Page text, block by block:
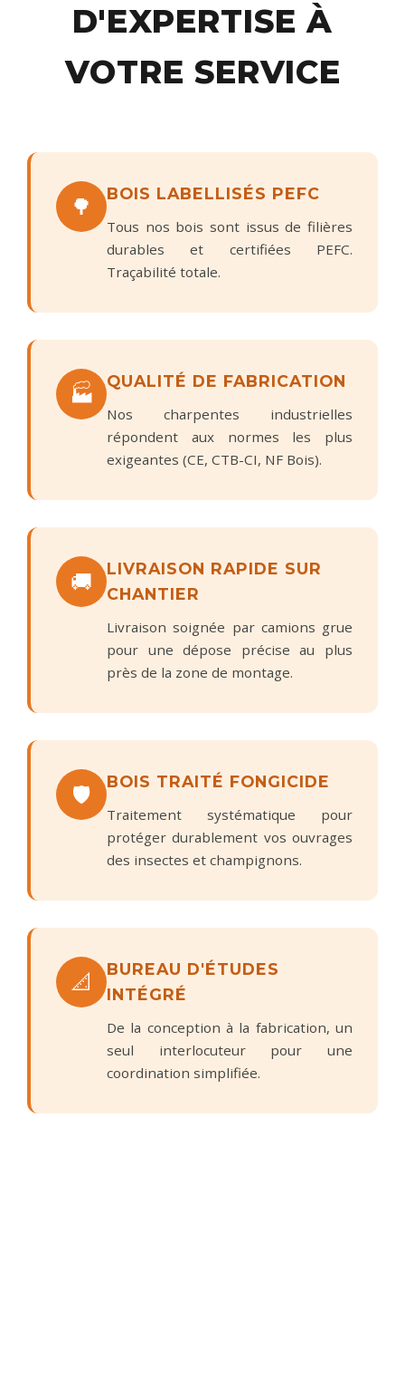
D'EXPERTISE À
VOTRE SERVICE
🌳 BOIS LABELLISÉS PEFC
Tous nos bois sont issus de filières
durables et certifiées PEFC.
Traçabilité totale.
🏭 QUALITÉ DE FABRICATION
Nos charpentes industrielles
répondent aux normes les plus
exigeantes (CE, CTB-CI, NF Bois).
🚚
LIVRAISON RAPIDE SUR
CHANTIER
Livraison soignée par camions grue
pour une dépose précise au plus
près de la zone de montage.
🛡️ BOIS TRAITÉ FONGICIDE
Traitement systématique pour
protéger durablement vos ouvrages
des insectes et champignons.
📐
BUREAU D'ÉTUDES
INTÉGRÉ
De la conception à la fabrication, un
seul interlocuteur pour une
coordination simplifiée.